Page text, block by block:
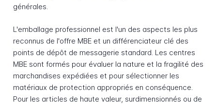
générales.
L'emballage professionnel est l'un des aspects les plus
reconnus de l'offre MBE et un différenciateur clé des
points de dépôt de messagerie standard. Les centres
MBE sont formés pour évaluer la nature et la fragilité des
marchandises expédiées et pour sélectionner les
matériaux de protection appropriés en conséquence.
Pour les articles de haute valeur, surdimensionnés ou de